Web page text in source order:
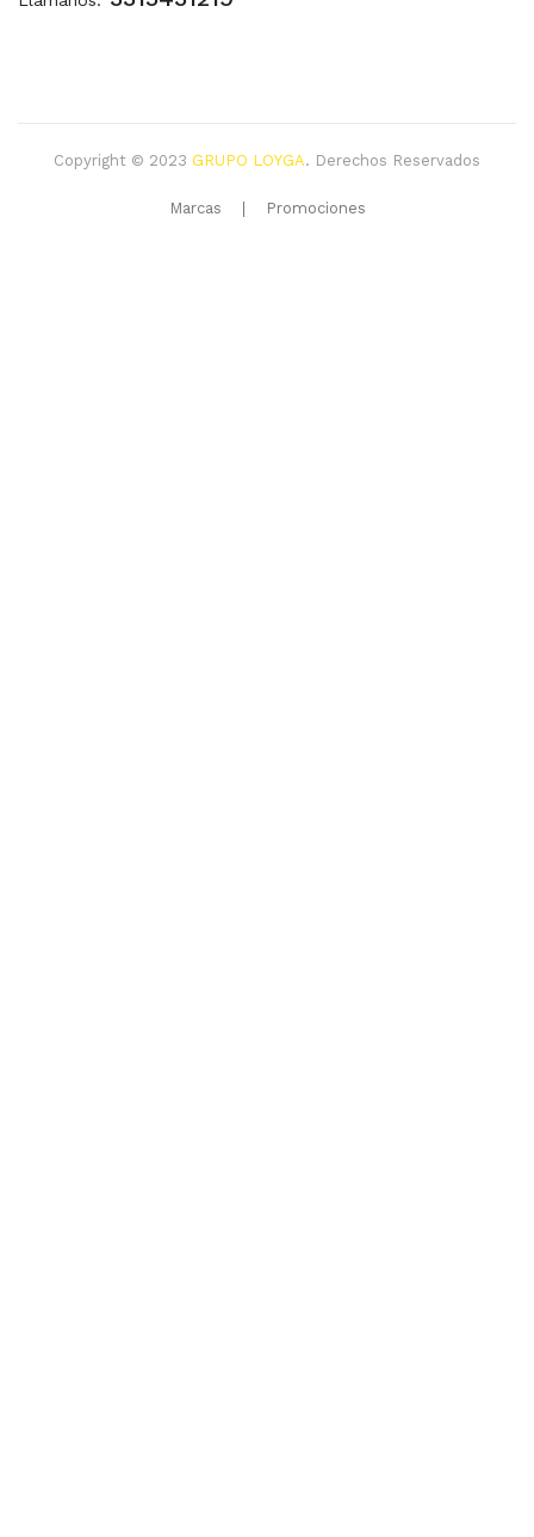
Copyright © 2023 GRUPO LOYGA. Derechos Reservados
Marcas Promociones